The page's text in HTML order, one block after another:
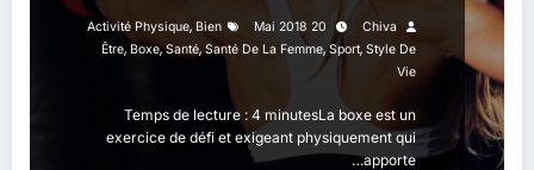
Chiva
20 Mai 2018
Activité Physique, Bien
Être, Boxe,Santé, Santé De La Femme,Sport, Style De
Vie
Temps de lecture : 4 minutesLa boxe est un
exercice de défi et exigeant physiquement qui
apporte…